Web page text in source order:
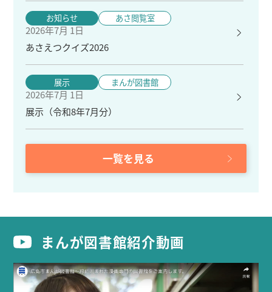
お知らせ あさ閲覧室
2026年7月 1日
あさえつクイズ2026
展示 まんが図書館
2026年7月 1日
展示（令和8年7月分）
一覧を見る
まんが図書館紹介動画